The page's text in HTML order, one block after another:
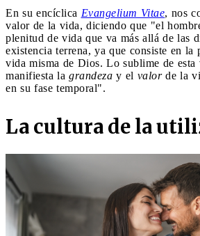
En su encíclica Evangelium Vitae, nos
valor de la vida, diciendo que "el
plenitud de vida que va más allá de las
existencia terrena, ya que consiste en la
vida misma de Dios. Lo sublime de esta
manifiesta la grandeza y el valor de la
en su fase temporal".
La cultura de la